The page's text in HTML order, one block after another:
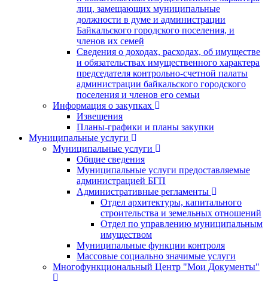
лиц, замещающих муниципальные
должности в думе и администрации
Байкальского городского поселения, и
членов их семей
Сведения о доходах, расходах, об имуществе
и обязательствах имущественного характера
председателя контрольно-счетной палаты
администрации байкальского городского
поселения и членов его семьи
Информация о закупках
Извещения
Планы-графики и планы закупки
Муниципальные услуги
Муниципальные услуги
Общие сведения
Муниципальные услуги предоставляемые
администрацией БГП
Административные регламенты
Отдел архитектуры, капитального
строительства и земельных отношений
Отдел по управлению муниципальным
имуществом
Муниципальные функции контроля
Массовые социально значимые услуги
Многофункциональный Центр "Мои Документы"